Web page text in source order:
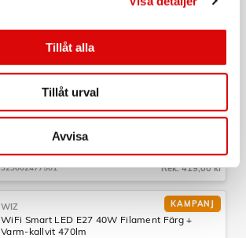
Tillåt alla
Tillåt urval
Avvisa
14568
Tillv. art. nr:
PHILIPS HUE
White Ambiance Filament E27 A60 40W
929002477501
Tillv. art. nr:
929002477501
Rek: 419,00 kr
KAMPANJ
WIZ
WiFi Smart LED E27 40W Filament Färg +
Varm-kallvit 470lm